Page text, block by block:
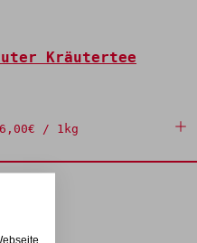
Kräutertee
/ 1kg